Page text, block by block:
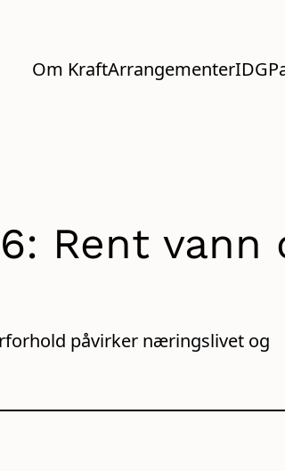
Om KraftArrangementerIDG
Rent vann
påvirker næringslivet og